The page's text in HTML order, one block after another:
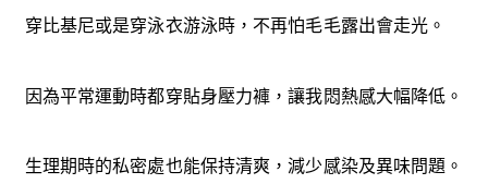
穿比基尼或是穿泳衣游泳時，不再怕毛毛露出會走光。
因為平常運動時都穿貼身壓力褲，讓我悶熱感大幅降低。
生理期時的私密處也能保持清爽，減少感染及異味問題。